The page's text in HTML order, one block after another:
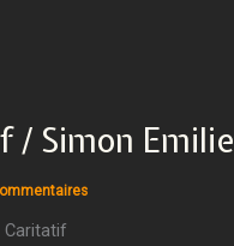
/ Simon Emilie
Caritatif